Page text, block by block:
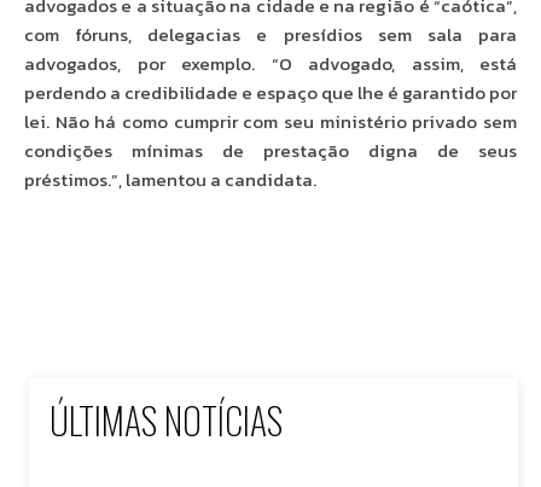
com fóruns, delegacias e presídios sem sala para
advogados, por exemplo. “O advogado, assim, está
perdendo a credibilidade e espaço que lhe é garantido por
lei. Não há como cumprir com seu ministério privado sem
condições mínimas de prestação digna de seus
préstimos.”, lamentou a candidata.
ÚLTIMAS NOTÍCIAS